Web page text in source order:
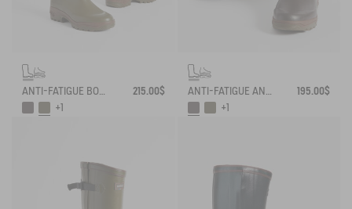
215.00$
+1
195.00$
+1